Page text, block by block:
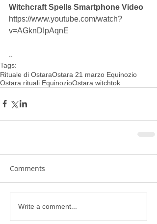
Witchcraft Spells Smartphone Video
https://www.youtube.com/watch?
v=AGknDIpAqnE
..
Tags:
Rituale di OstaraOstara 21 marzo Equinozio
Ostara rituali EquinozioOstara witchtok
Comments
Write a comment...